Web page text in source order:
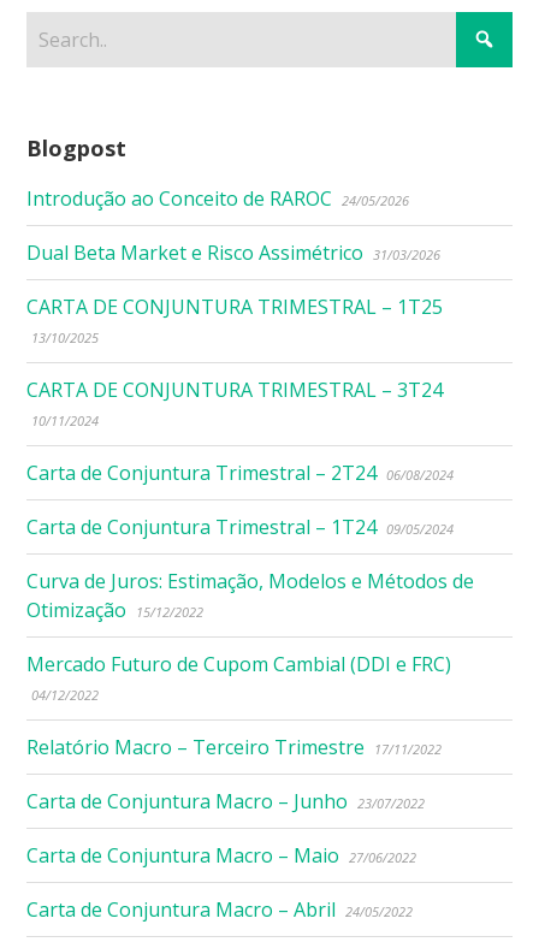
Blogpost
Introdução ao Conceito de RAROC 24/05/2026
Dual Beta Market e Risco Assimétrico 31/03/2026
CARTA DE CONJUNTURA TRIMESTRAL – 1T25
13/10/2025
CARTA DE CONJUNTURA TRIMESTRAL – 3T24
10/11/2024
Carta de Conjuntura Trimestral – 2T24 06/08/2024
Carta de Conjuntura Trimestral – 1T24 09/05/2024
Curva de Juros: Estimação, Modelos e Métodos de
Otimização
15/12/2022
Mercado Futuro de Cupom Cambial (DDI e FRC)
04/12/2022
Relatório Macro – Terceiro Trimestre 17/11/2022
Carta de Conjuntura Macro – Junho 23/07/2022
Carta de Conjuntura Macro – Maio 27/06/2022
Carta de Conjuntura Macro – Abril 24/05/2022